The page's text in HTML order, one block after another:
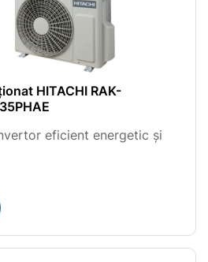
HITACHI RAK-
eficient energetic și